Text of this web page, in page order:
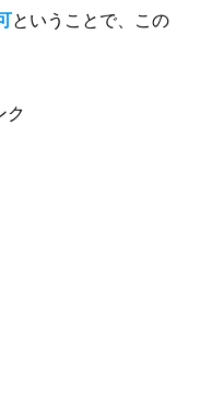
ということで、この
ク